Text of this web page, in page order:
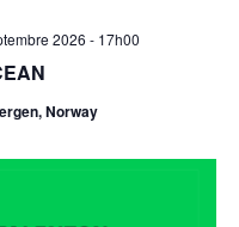
2026 - 17h00
Norway